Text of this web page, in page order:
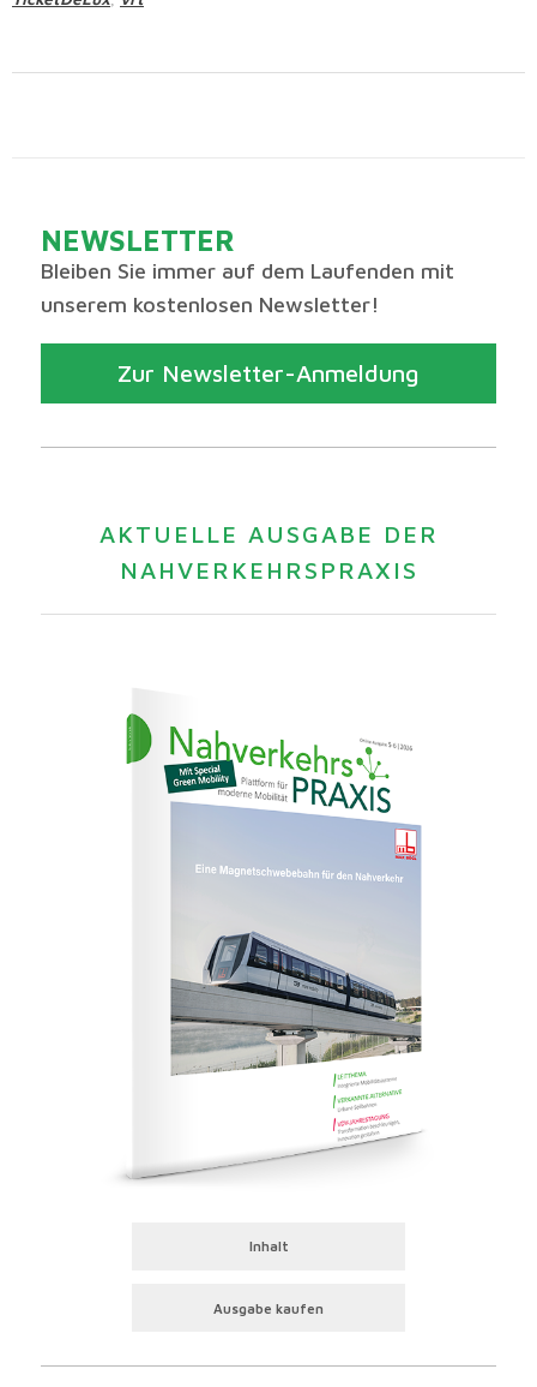
NEWSLETTER
Bleiben Sie immer auf dem Laufenden mit
unserem kostenlosen Newsletter!
Zur Newsletter-Anmeldung
AKTUELLE AUSGABE DER
NAHVERKEHRSPRAXIS
Inhalt
Ausgabe kaufen